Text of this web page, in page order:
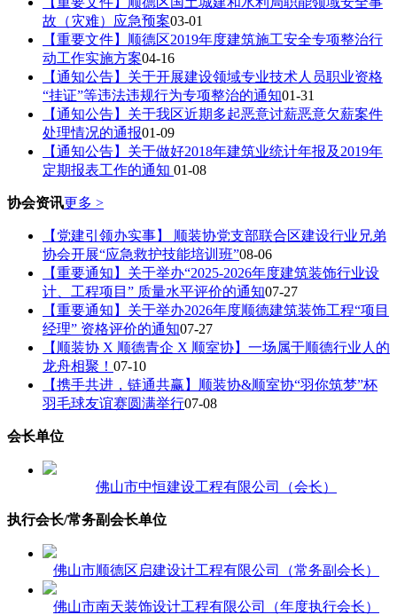
故（灾难）应急预案03-01
【重要文件】顺德区2019年度建筑施工安全专项整治行
动工作实施方案04-16
【通知公告】关于开展建设领域专业技术人员职业资格
“挂证”等违法违规行为专项整治的通知01-31
【通知公告】关于我区近期多起恶意讨薪恶意欠薪案件
处理情况的通报01-09
【通知公告】关于做好2018年建筑业统计年报及2019年
定期报表工作的通知 01-08
协会资讯更多 >
【党建引领办实事】 顺装协党支部联合区建设行业兄弟
协会开展“应急救护技能培训班”08-06
【重要通知】关于举办“2025-2026年度建筑装饰行业设
计、工程项目” 质量水平评价的通知07-27
【重要通知】关于举办2026年度顺德建筑装饰工程“项目
经理” 资格评价的通知07-27
【顺装协 X 顺德青企 X 顺室协】一场属于顺德行业人的
龙舟相聚！ 07-10
【携手共进，链通共赢】顺装协&顺室协“羽你筑梦”杯
羽毛球友谊赛圆满举行07-08
会长单位
佛山市中恒建设工程有限公司（会长）
执行会长/常务副会长单位
佛山市顺德区启建设计工程有限公司（常务副会长）
佛山市南天装饰设计工程有限公司（年度执行会长）